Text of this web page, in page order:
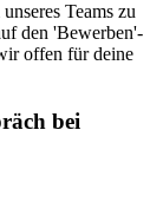
Teams zu
den 'Bewerben'-
offen für deine
bei